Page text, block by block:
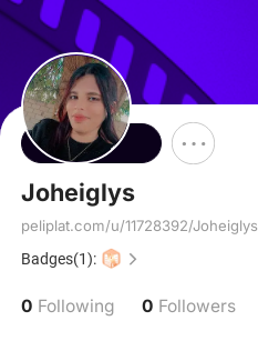
Follow
Joheiglys
peliplat.com/u/11728392/Joheiglys
Badges(1):
0 Following 0 Followers